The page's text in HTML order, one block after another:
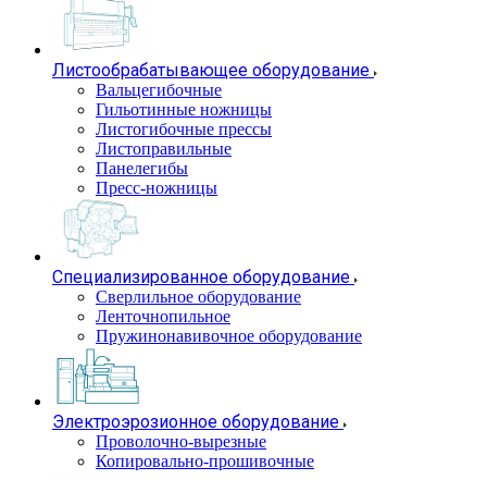
Листообрабатывающее оборудование
Вальцегибочные
Гильотинные ножницы
Листогибочные прессы
Листоправильные
Панелегибы
Пресс-ножницы
Специализированное оборудование
Сверлильное оборудование
Ленточнопильное
Пружинонавивочное оборудование
Электроэрозионное оборудование
Проволочно-вырезные
Копировально-прошивочные